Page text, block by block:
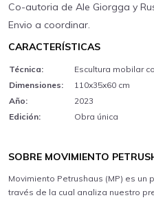
Co-autoria de Ale Giorgga y
Envio a coordinar.
CARACTERÍSTICAS
Técnica:
Escultura mobilar
Dimensiones:
110x35x60 cm
Año:
2023
Edición:
Obra única
SOBRE MOVIMIENTO
Movimiento Petrushaus (MP) es
través de la cual analiza nuestro